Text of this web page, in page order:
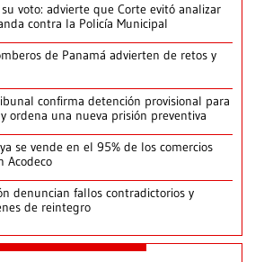
voto: advierte que Corte evitó analizar
contra la Policía Municipal
de Panamá advierten de retos y
confirma detención provisional para
ordena una nueva prisión preventiva
se vende en el 95% de los comercios
Acodeco
denuncian fallos contradictorios y
de reintegro